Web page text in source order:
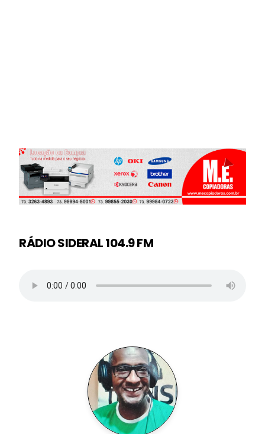
RÁDIO SIDERAL 104.9 FM